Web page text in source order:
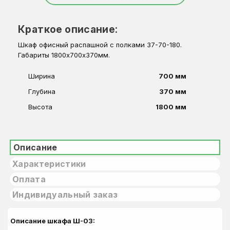
Краткое описание:
Шкаф офисный распашной с полками 37-70-180.
Габариты 1800х700х370мм.
Ширина
700 мм
Глубина
370 мм
Высота
1800 мм
Описание
Характеристики
Оплата
Индивидуальный заказ
Описание шкафа Ш-03: